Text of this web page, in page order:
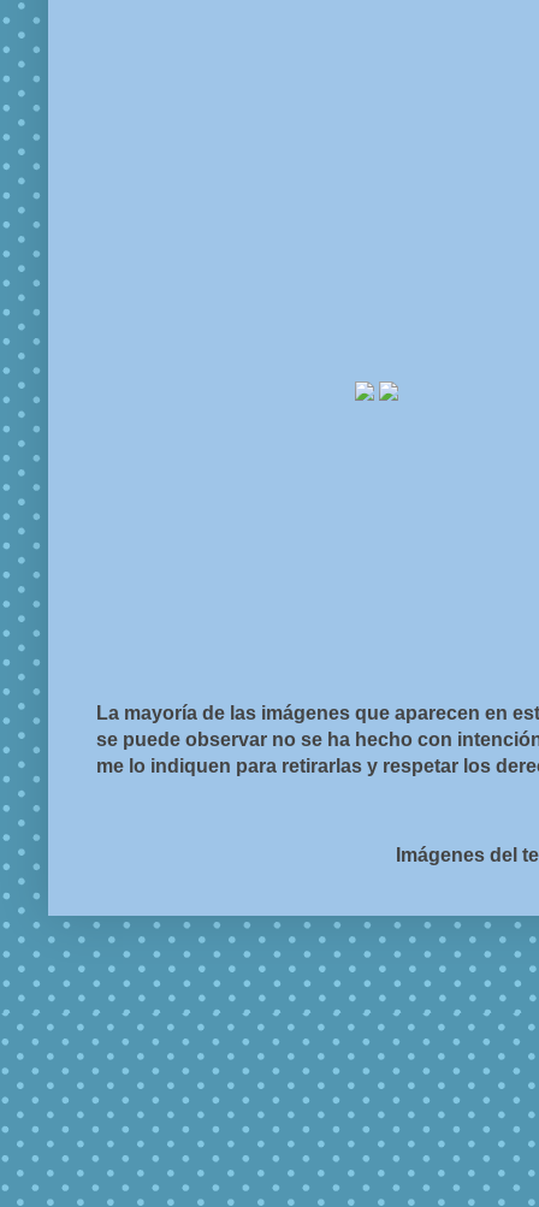
La mayoría de las imágenes que aparecen en
se puede observar no se ha hecho con
me lo indiquen para retirarlas y respetar los
Imágenes del